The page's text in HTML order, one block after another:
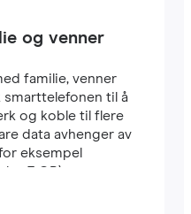
og venner
familie, venner
smarttelefonen til å
og koble til flere
data avhenger av
eksempel
7 GB).